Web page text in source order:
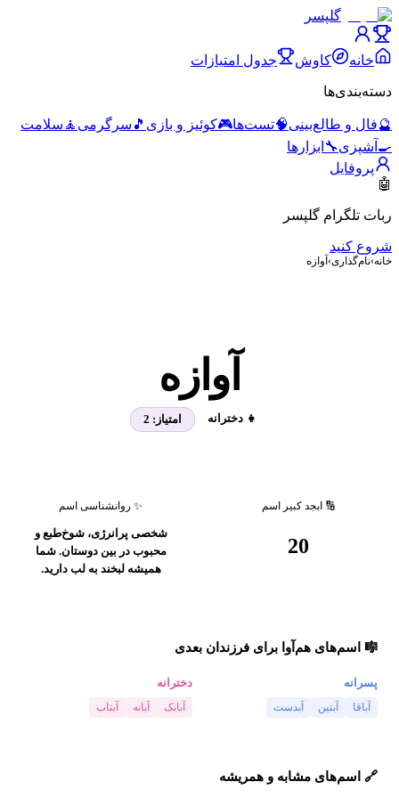
گلپسر
خانه کاوش جدول امتیازات
دسته‌بندی‌ها
🔮فال و طالع‌بینی🧠تست‌ها🎮کوئیز و بازی 🎵 سرگرمی 🧘 سلامت
🍳 آشپزی🔧 ابزارها
پروفایل
🤖
ربات تلگرام گلپسر
شروع کنید
خانه›نام‌گذاری› آوازه
آوازه
👧 دخترانه امتیاز: 2
🔢 ابجد کبیر اسم
20
✨ روانشناسی اسم
شخصی پرانرژی، شوخ‌طبع و
محبوب در بین دوستان. شما
همیشه لبخند به لب دارید.
🎼 اسم‌های هم‌آوا برای فرزندان بعدی
پسرانه
آباقا آبتین آبدست
دخترانه
آبانک آبانه آبتاب
🔗 اسم‌های مشابه و همریشه